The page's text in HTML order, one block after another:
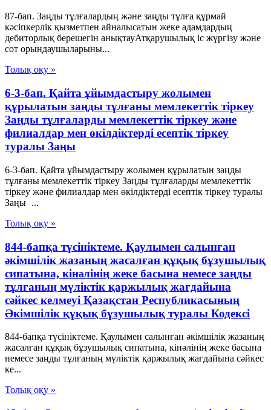
87-бап. Заңды тұлғалардың және заңды тұлға құрмай
кәсіпкерлік қызметпен айналысатын жеке адамдардың
дебиторлық берешегін анықтауАтқарушылық iс жүргiзу және
сот орындаушыларыны...
Толық оқу »
6-3-бап. Қайта ұйымдастыру жолымен
құрылатын заңды тұлғаны мемлекеттік тіркеу
Заңды тұлғаларды мемлекеттік тіркеу және
филиалдар мен өкілдіктерді есептік тіркеу
туралы Заңы
6-3-бап. Қайта ұйымдастыру жолымен құрылатын заңды
тұлғаны мемлекеттік тіркеу Заңды тұлғаларды мемлекеттік
тіркеу және филиалдар мен өкілдіктерді есептік тіркеу туралы
Заңы ...
Толық оқу »
844-бапқа түсініктеме. Қаулымен салынған
әкімшілік жазаның жасалған құқық бұзушылық
сипатына, кінәлінің жеке басына немесе заңды
тұлғаның мүліктік қаржылық жағдайына
сәйкес келмеуі Қазақстан Республикасының
Әкімшілік құқық бұзушылық туралы Кодексі
844-бапқа түсініктеме. Қаулымен салынған әкімшілік жазаның
жасалған құқық бұзушылық сипатына, кінәлінің жеке басына
немесе заңды тұлғаның мүліктік қаржылық жағдайына сәйкес
ке...
Толық оқу »